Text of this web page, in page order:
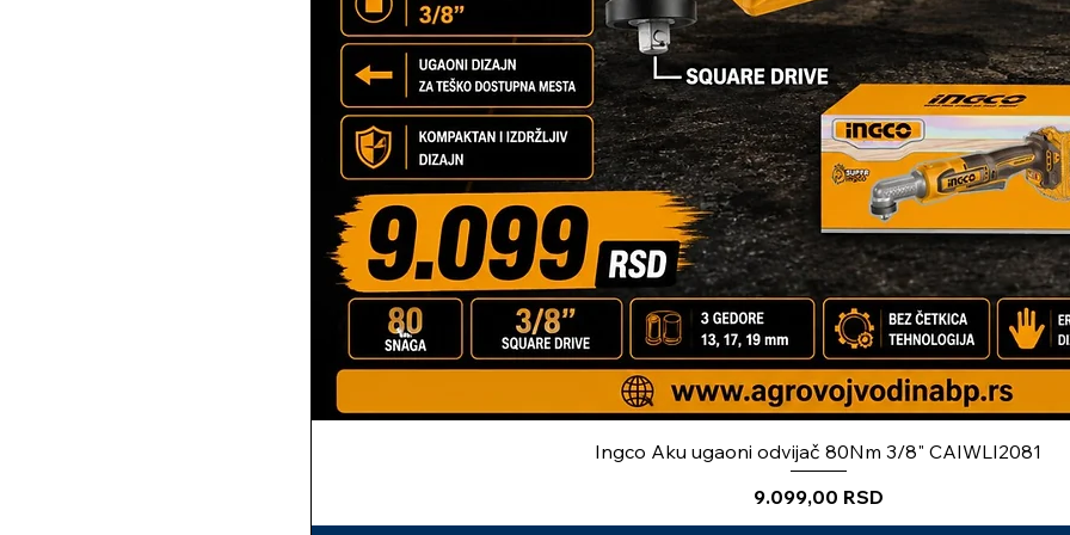
Ingco Aku ugaoni odvijač 80Nm 3/8" CAIWLI2081
Price
9.099,00 RSD